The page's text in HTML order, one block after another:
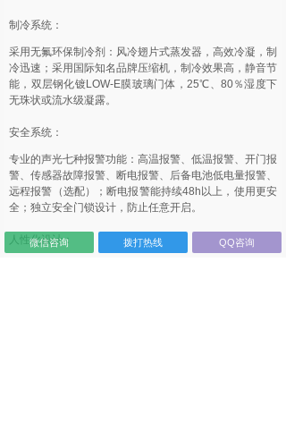
制冷系统：
采用无氟环保制冷剂：风冷翅片式蒸发器，高效冷凝，制
冷迅速；采用国际知名品牌压缩机，制冷效果高，静音节
能，双层钢化镀LOW-E膜玻璃门体，25℃、80％湿度下
无珠状或流水级凝露。
安全系统：
专业的声光七种报警功能：高温报警、低温报警、开门报
警、传感器故障报警、断电报警、后备电池低电量报警、
远程报警（选配）；断电报警能持续48h以上，使用更安
全；独立安全门锁设计，防止任意开启。
人性化设计：
微信咨询 QQ咨询
拨打热线